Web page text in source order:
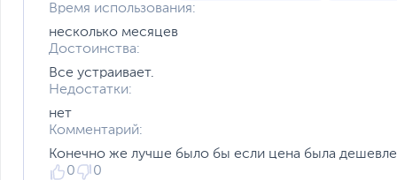
Высокая скорость и емкость
До 4 ТБ для поддержки изображений высокого
размера.
Время использования:
несколько месяцев
Достоинства:
Все устраивает.
Недостатки:
нет
Комментарий:
Конечно же лучше было бы если цена была
0
0